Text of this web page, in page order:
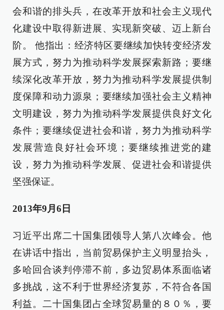
会和谐的排头兵，在改革开放和社会主义现代
化建设中取得新进展、实现新突破、迈上新台
阶。 他指出：经济特区要继续加快转变经济发
展方式，努力为推动科学发展探索新路；要继
续深化改革开放，努力为推动科学发展提供制
度保障和动力源泉；要继续加强社会主义精神
文明建设，努力为推动科学发展提供良好文化
条件；要继续促进社会和谐，努力为推动科学
发展营造良好社会环境；要继续推进党的建
设，努力为推动科学发展、促进社会和谐提供
坚强保证。
2013年9月6日
习近平出席二十国集团领导人第八次峰会。他
在讲话中指出，当前贸易保护主义明显抬头，
多哈回合谈判停滞不前，多边贸易体系面临诸
多挑战，这不利于世界经济复苏，不符合各国
利益。二十国集团占全球贸易量的８０％，要